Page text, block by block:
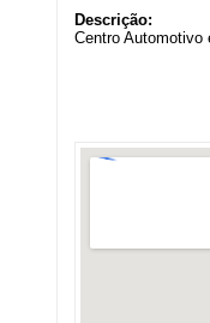
Descrição:
Centro Automotivo